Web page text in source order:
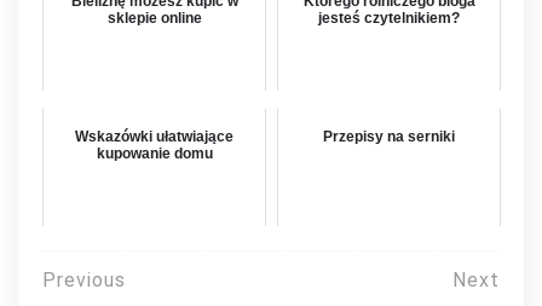
sklepie online
jesteś czytelnikiem?
Wskazówki ułatwiające
kupowanie domu
Przepisy na serniki
Nawigacja
Previous Next